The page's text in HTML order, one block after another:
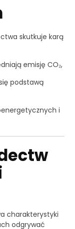
skutkuje karą
emisję CO₂,
podstawą
i
charakterystyki
odgrywać